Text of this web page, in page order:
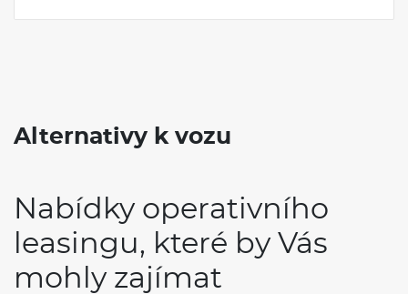
Alternativy k vozu
Nabídky operativního
leasingu, které by Vás
mohly zajímat